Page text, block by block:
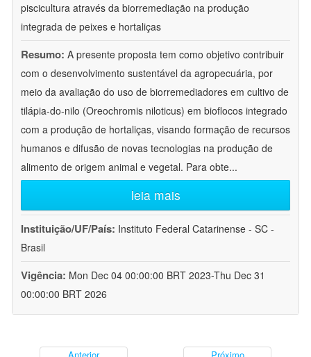
piscicultura através da biorremediação na produção
integrada de peixes e hortaliças
Resumo: A presente proposta tem como objetivo contribuir
com o desenvolvimento sustentável da agropecuária, por
meio da avaliação do uso de biorremediadores em cultivo de
tilápia-do-nilo (Oreochromis niloticus) em bioflocos integrado
com a produção de hortaliças, visando formação de recursos
humanos e difusão de novas tecnologias na produção de
alimento de origem animal e vegetal. Para obte...
leia mais
Instituição/UF/País: Instituto Federal Catarinense - SC -
Brasil
Vigência: Mon Dec 04 00:00:00 BRT 2023-Thu Dec 31
00:00:00 BRT 2026